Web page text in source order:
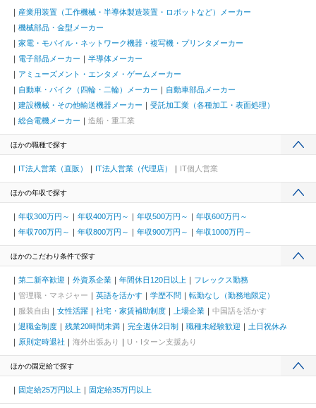
産業用装置（工作機械・半導体製造装置・ロボットなど）メーカー
機械部品・金型メーカー
家電・モバイル・ネットワーク機器・複写機・プリンタメーカー
電子部品メーカー
半導体メーカー
アミューズメント・エンタメ・ゲームメーカー
自動車・バイク（四輪・二輪）メーカー
自動車部品メーカー
建設機械・その他輸送機器メーカー
受託加工業（各種加工・表面処理）
総合電機メーカー
造船・重工業
ほかの職種で探す
IT法人営業（直販） IT法人営業（代理店） IT個人営業
ほかの年収で探す
年収300万円～ 年収400万円～ 年収500万円～
年収600万円～
年収700万円～
年収800万円～ 年収900万円～ 年収1000万円～
ほかのこだわり条件で探す
第二新卒歓迎 外資系企業 年間休日120日以上
フレックス勤務
管理職・マネジャー
英語を活かす 学歴不問
転勤なし（勤務地限定）
服装自由
女性活躍 社宅・家賃補助制度 上場企業
中国語を活かす
退職金制度
残業20時間未満 完全週休2日制 職種未経験歓迎
土日祝休み
原則定時退社
海外出張あり U・Iターン支援あり
ほかの固定給で探す
固定給25万円以上 固定給35万円以上